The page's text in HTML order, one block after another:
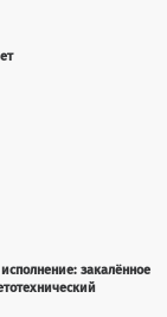
закалённое